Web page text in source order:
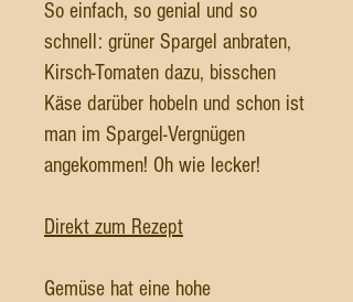
So einfach, so genial und so
schnell: grüner Spargel anbraten,
Kirsch-Tomaten dazu, bisschen
Käse darüber hobeln und schon ist
man im Spargel-Vergnügen
angekommen! Oh wie lecker!
Direkt zum Rezept
Gemüse hat eine hohe